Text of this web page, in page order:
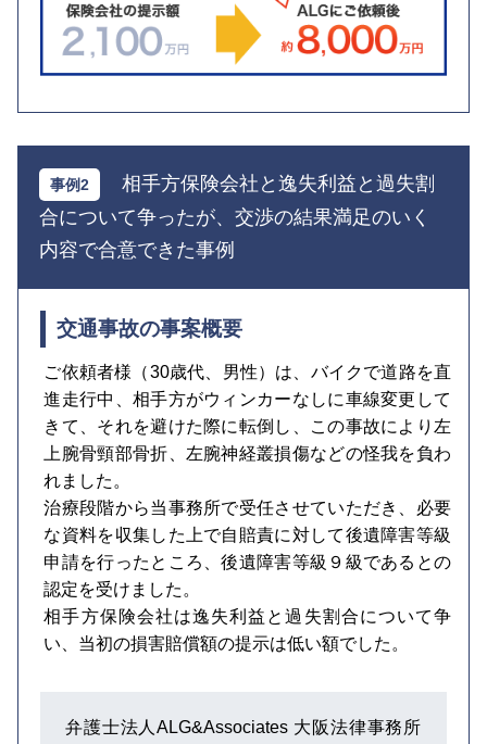
相手方保険会社と逸失利益と過失割
合について争ったが、交渉の結果満足のいく
内容で合意できた事例
交通事故の事案概要
ご依頼者様（30歳代、男性）は、バイクで道路を直
進走行中、相手方がウィンカーなしに車線変更して
きて、それを避けた際に転倒し、この事故により左
上腕骨頸部骨折、左腕神経叢損傷などの怪我を負わ
れました。
治療段階から当事務所で受任させていただき、必要
な資料を収集した上で自賠責に対して後遺障害等級
申請を行ったところ、後遺障害等級９級であるとの
認定を受けました。
相手方保険会社は逸失利益と過失割合について争
い、当初の損害賠償額の提示は低い額でした。
弁護士法人ALG&Associates 大阪法律事務所